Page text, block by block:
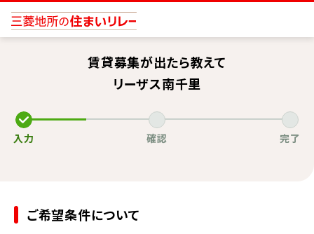
賃貸募集が出たら教えて
リーザス南千里
入力 確認 完了
ご希望条件について